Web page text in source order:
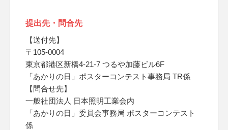
提出先・問合先
【送付先】
〒105-0004
東京都港区新橋4-21-7 つるや加藤ビル6F
「あかりの日」ポスターコンテスト事務局 TR係
【問合せ先】
一般社団法人 日本照明工業会内
「あかりの日」委員会事務局 ポスターコンテスト
係